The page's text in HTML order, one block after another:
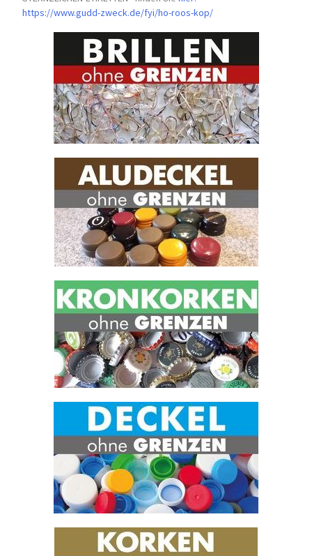
https://www.gudd-zweck.de/fyi/ho-roos-kop/